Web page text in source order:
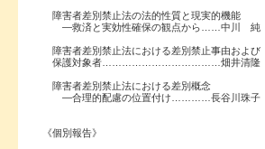
障害者差別禁止法の法的性質と現実的機能
―救済と実効性確保の観点から……中川 純
障害者差別禁止法における差別禁止事由および
保護対象者………………………………畑井清隆
障害者差別禁止法における差別概念
―合理的配慮の位置付け…………長谷川珠子
《個別報告》